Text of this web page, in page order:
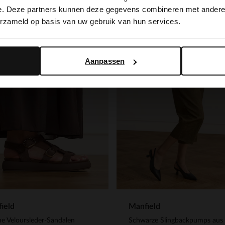
Deze partners kunnen deze gegevens combineren met
op basis van uw gebruik van hun services.
Aanpassen
Veloursleder-Sandalen
Manfield
Schwarze Slingbackpumps aus